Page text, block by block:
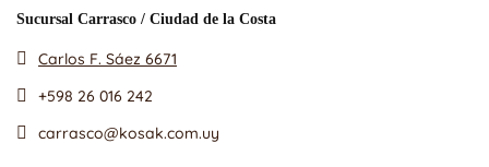
Sucursal Carrasco / Ciudad de la Costa
Carlos F. Sáez 6671
+598 26 016 242
carrasco@kosak.com.uy